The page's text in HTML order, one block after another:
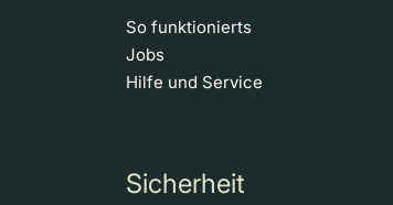
So funktionierts
Jobs
Hilfe und Service
Sicherheit